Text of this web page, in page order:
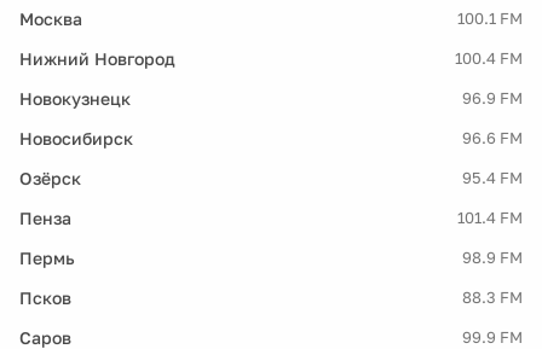
Москва 100.1 FM
Нижний Новгород 100.4 FM
Новокузнецк 96.9 FM
Новосибирск 96.6 FM
Озёрск 95.4 FM
Пенза 101.4 FM
Пермь 98.9 FM
Псков 88.3 FM
Саров 99.9 FM